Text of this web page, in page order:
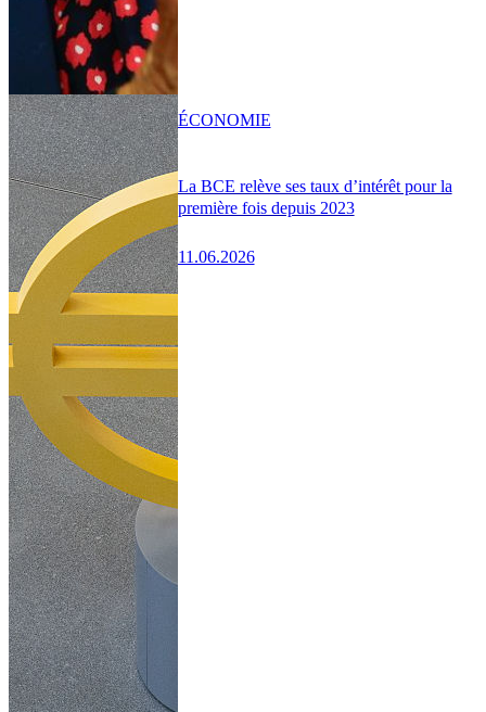
La BCE relève ses taux d’intérêt pour la
première fois depuis 2023
11.06.2026
ÉCONOMIE